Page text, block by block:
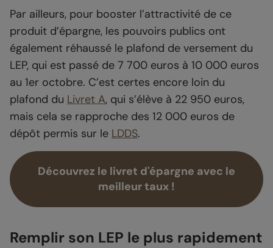
Par ailleurs, pour booster l’attractivité de ce
produit d’épargne, les pouvoirs publics ont
également réhaussé le plafond de versement du
LEP, qui est passé de 7 700 euros à 10 000 euros
au 1er octobre. C’est certes encore loin du
plafond du Livret A, qui s’élève à 22 950 euros,
mais cela se rapproche des 12 000 euros de
dépôt permis sur le LDDS.
Découvrez le livret d'épargne avec le
meilleur taux !
Remplir son LEP le plus rapidement